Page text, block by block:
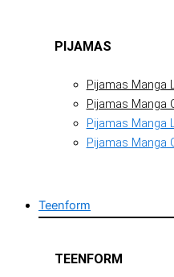
PIJAMAS
Pijamas Manga
Pijamas Manga
Pijamas Manga
Pijamas Manga
Teenform
TEENFORM